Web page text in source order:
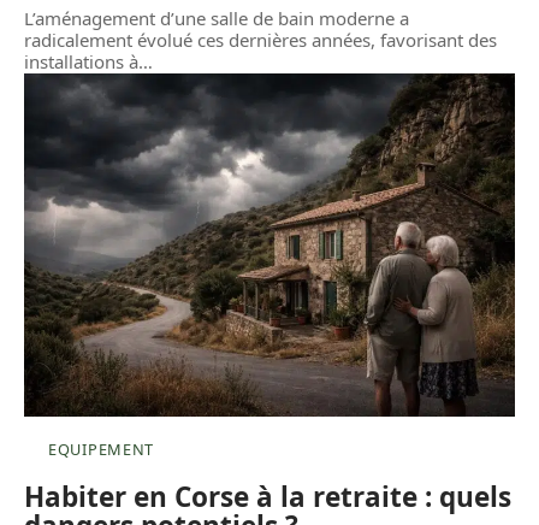
L’aménagement d’une salle de bain moderne a
radicalement évolué ces dernières années, favorisant des
installations à…
EQUIPEMENT
Habiter en Corse à la retraite : quels